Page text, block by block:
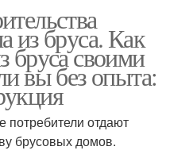
из бруса. Как
бруса своими
вы без опыта:
потребители отдают
брусовых домов.